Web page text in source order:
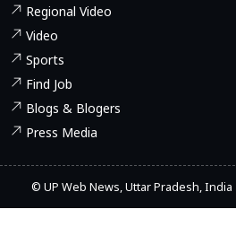
Regional Video
Video
Sports
Find Job
Blogs & Blogers
Press Media
© UP Web News, Uttar Pradesh,